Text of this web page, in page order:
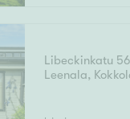
Järvenpää
N
Libeckinkatu 56
Leenala,